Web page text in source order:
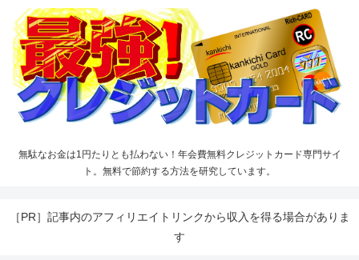
無駄なお金は1円たりとも払わない！年会費無料クレジットカード専門サイ
ト。無料で節約する方法を研究しています。
［PR］記事内のアフィリエイトリンクから収入を得る場合がありま
す